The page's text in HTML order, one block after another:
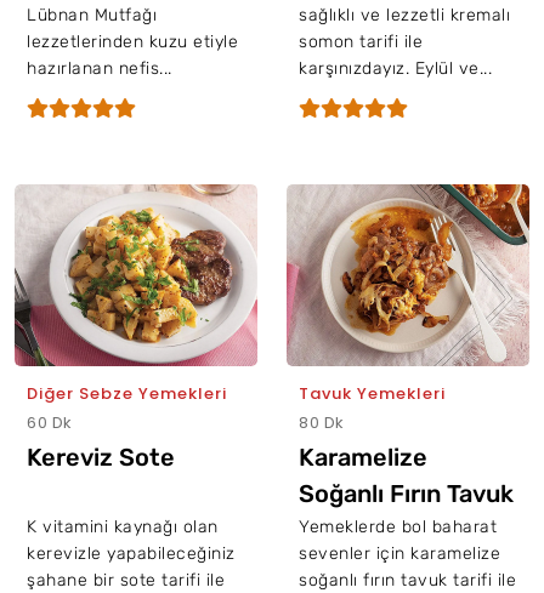
Lübnan Mutfağı
lezzetlerinden kuzu etiyle
hazırlanan nefis...
sağlıklı ve lezzetli kremalı
somon tarifi ile
karşınızdayız. Eylül ve...
Diğer Sebze Yemekleri
60 Dk
Kereviz Sote
K vitamini kaynağı olan
kerevizle yapabileceğiniz
şahane bir sote tarifi ile
Tavuk Yemekleri
80 Dk
Karamelize
Soğanlı Fırın Tavuk
Yemeklerde bol baharat
sevenler için karamelize
soğanlı fırın tavuk tarifi ile